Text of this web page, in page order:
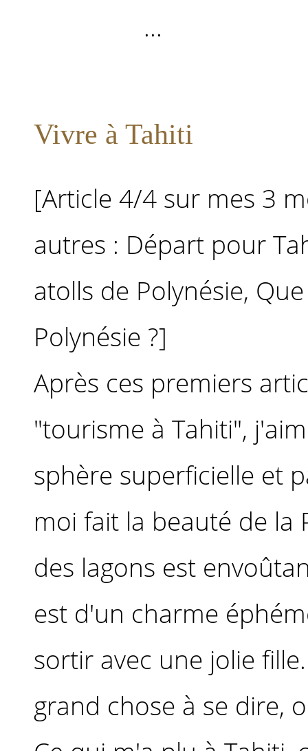
...
Vivre à Tahiti
[Article 4/4 sur mes 3
autres : Départ pour
atolls de Polynésie,
Polynésie ?]
Après ces premiers
"tourisme à Tahiti",
sphère superficielle et
moi fait la beauté de la
des lagons est
est d'un charme
sortir avec une jolie
grand chose à se dire,